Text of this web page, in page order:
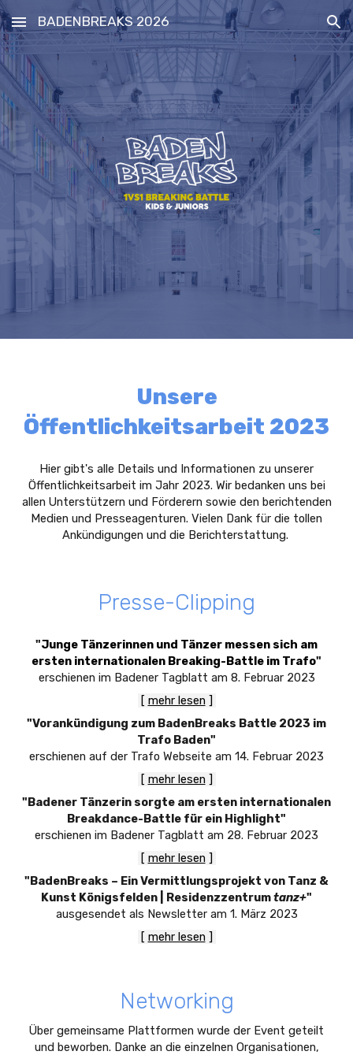
Skip to main content Skip to navigation
BADENBREAKS 2026
Unsere
Öffentlichkeitsarbeit 2023
Hier gibt's alle Details und Informationen zu unserer
Öffentlichkeitsarbeit im Jahr 2023. Wir bedanken uns bei
allen Unterstützern und Förderern sowie den berichtenden
Medien und Presseagenturen. Vielen Dank für die tollen
Ankündigungen und die Berichterstattung.
Presse-Clipping
"Junge Tänzerinnen und Tänzer messen sich am
ersten internationalen Breaking-Battle im Trafo"
erschienen im Badener Tagblatt am 8. Februar 2023
[ mehr lesen ]
"Vorankündigung zum BadenBreaks Battle 2023 im
Trafo Baden"
erschienen auf der Trafo Webseite am 14. Februar 2023
[ mehr lesen ]
"Badener Tänzerin sorgte am ersten internationalen
Breakdance-Battle für ein Highlight"
erschienen im Badener Tagblatt am 28. Februar 2023
[ mehr lesen ]
"BadenBreaks – Ein Vermittlungsprojekt von Tanz &
Kunst Königsfelden | Residenzzentrumtanz+"
ausgesendet als Newsletteram 1. März 2023
[ mehr lesen ]
Networking
Über gemeinsame Plattformen wurde der Event geteilt
und beworben. Danke an die einzelnen Organisationen,